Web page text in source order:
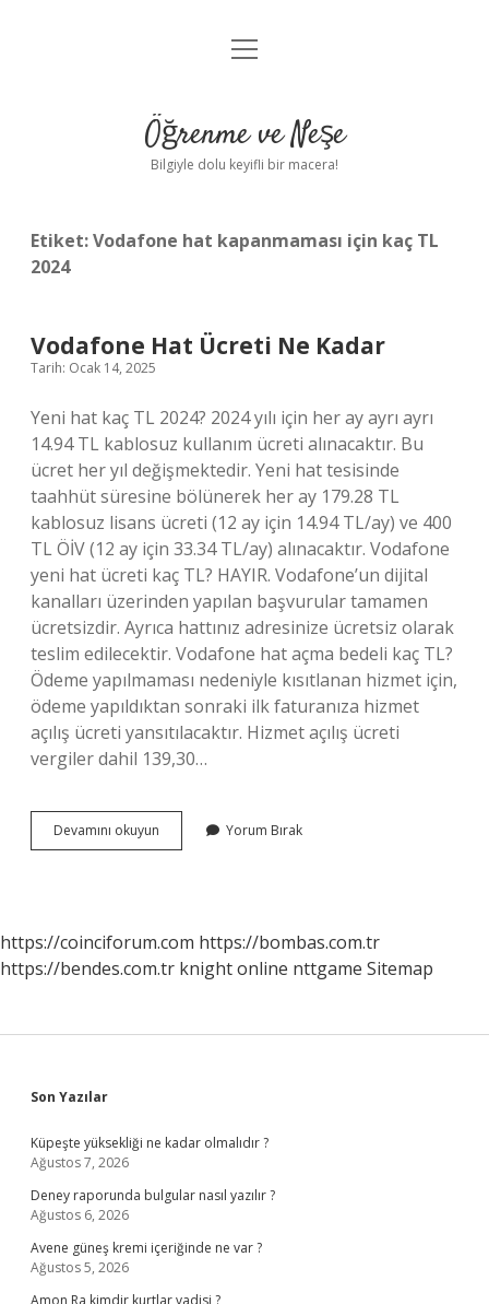
Anasayfa
Yasal Uyarı
menüyü
Öğrenme ve Neşe
Bilgiyle dolu keyifli bir macera!
Etiket:Vodafone hat kapanmaması için kaç TL
2024
Vodafone Hat Ücreti Ne Kadar
Tarih: Ocak 14, 2025
Yeni hat kaç TL 2024? 2024 yılı için her ay ayrı ayrı
14.94 TL kablosuz kullanım ücreti alınacaktır. Bu
ücret her yıl değişmektedir. Yeni hat tesisinde
taahhüt süresine bölünerek her ay 179.28 TL
kablosuz lisans ücreti (12 ay için 14.94 TL/ay) ve 400
TL ÖİV (12 ay için 33.34 TL/ay) alınacaktır. Vodafone
yeni hat ücreti kaç TL? HAYIR. Vodafone’un dijital
kanalları üzerinden yapılan başvurular tamamen
ücretsizdir. Ayrıca hattınız adresinize ücretsiz olarak
teslim edilecektir. Vodafone hat açma bedeli kaç TL?
Ödeme yapılmaması nedeniyle kısıtlanan hizmet için,
ödeme yapıldıktan sonraki ilk faturanıza hizmet
açılış ücreti yansıtılacaktır. Hizmet açılış ücreti
vergiler dahil 139,30…
Devamını okuyun Vodafone
Hat
Yorum Bırak
https://coinciforum.com https://bombas.com.tr
https://bendes.com.tr knight online nttgame Sitemap
Sidebar
Son Yazılar
Küpeşte yüksekliği ne kadar olmalıdır ?
Ağustos 7, 2026
Deney raporunda bulgular nasıl yazılır ?
Ağustos 6, 2026
Avene güneş kremi içeriğinde ne var ?
Ağustos 5, 2026
Amon Ra kimdir kurtlar vadisi ?